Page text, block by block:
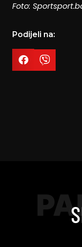
Foto:
Podijeli na: